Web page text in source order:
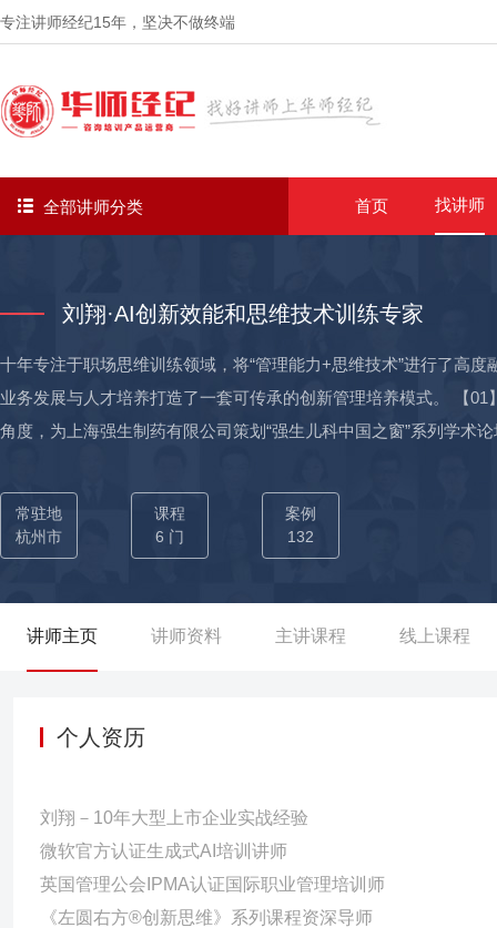
专注讲师经纪15年 ，坚决不做终端
全部讲师分类 首页 找讲师
刘翔·AI创新效能和思维技术训练专家
十年专注于职场思维训练领域，将“管理能力+思维技术”进行了高
业务发展与人才培养打造了一套可传承的创新管理培养模式。 【
角度，为上海强生制药有限公司策划“强生儿科中国之窗”系列学术
自身对创新思维独到理解，开拓新的客户流量，打造业务新的增长
促使大客户渠道业务增长60%，促使团队连续15个月销售达成大
的业务拓展及新业务规划，借用金字塔原理梳理客户业务需求、提
设计结构化学习方案，系统梳理项目制销售的整理流程，为公司
常驻地
杭州市
课程
6 门
案例
132
讲师主页 讲师资料 主讲课程 线上课程
个人资历
刘翔－10年大型上市企业实战经验
微软官方认证生成式AI培训讲师
英国管理公会IPMA认证国际职业管理培训师
《左圆右方®创新思维》系列课程资深导师